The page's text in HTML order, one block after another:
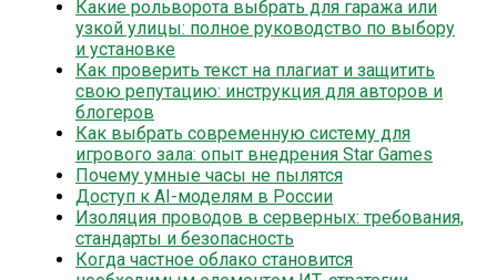
Какие рольворота выбрать для гаража или
узкой улицы: полное руководство по выбору
и установке
Как проверить текст на плагиат и защитить
свою репутацию: инструкция для авторов и
блогеров
Как выбрать современную систему для
игрового зала: опыт внедрения Star Games
Почему умные часы не пылятся
Доступ к AI-моделям в России
Изоляция проводов в серверных: требования,
стандарты и безопасность
Когда частное облако становится